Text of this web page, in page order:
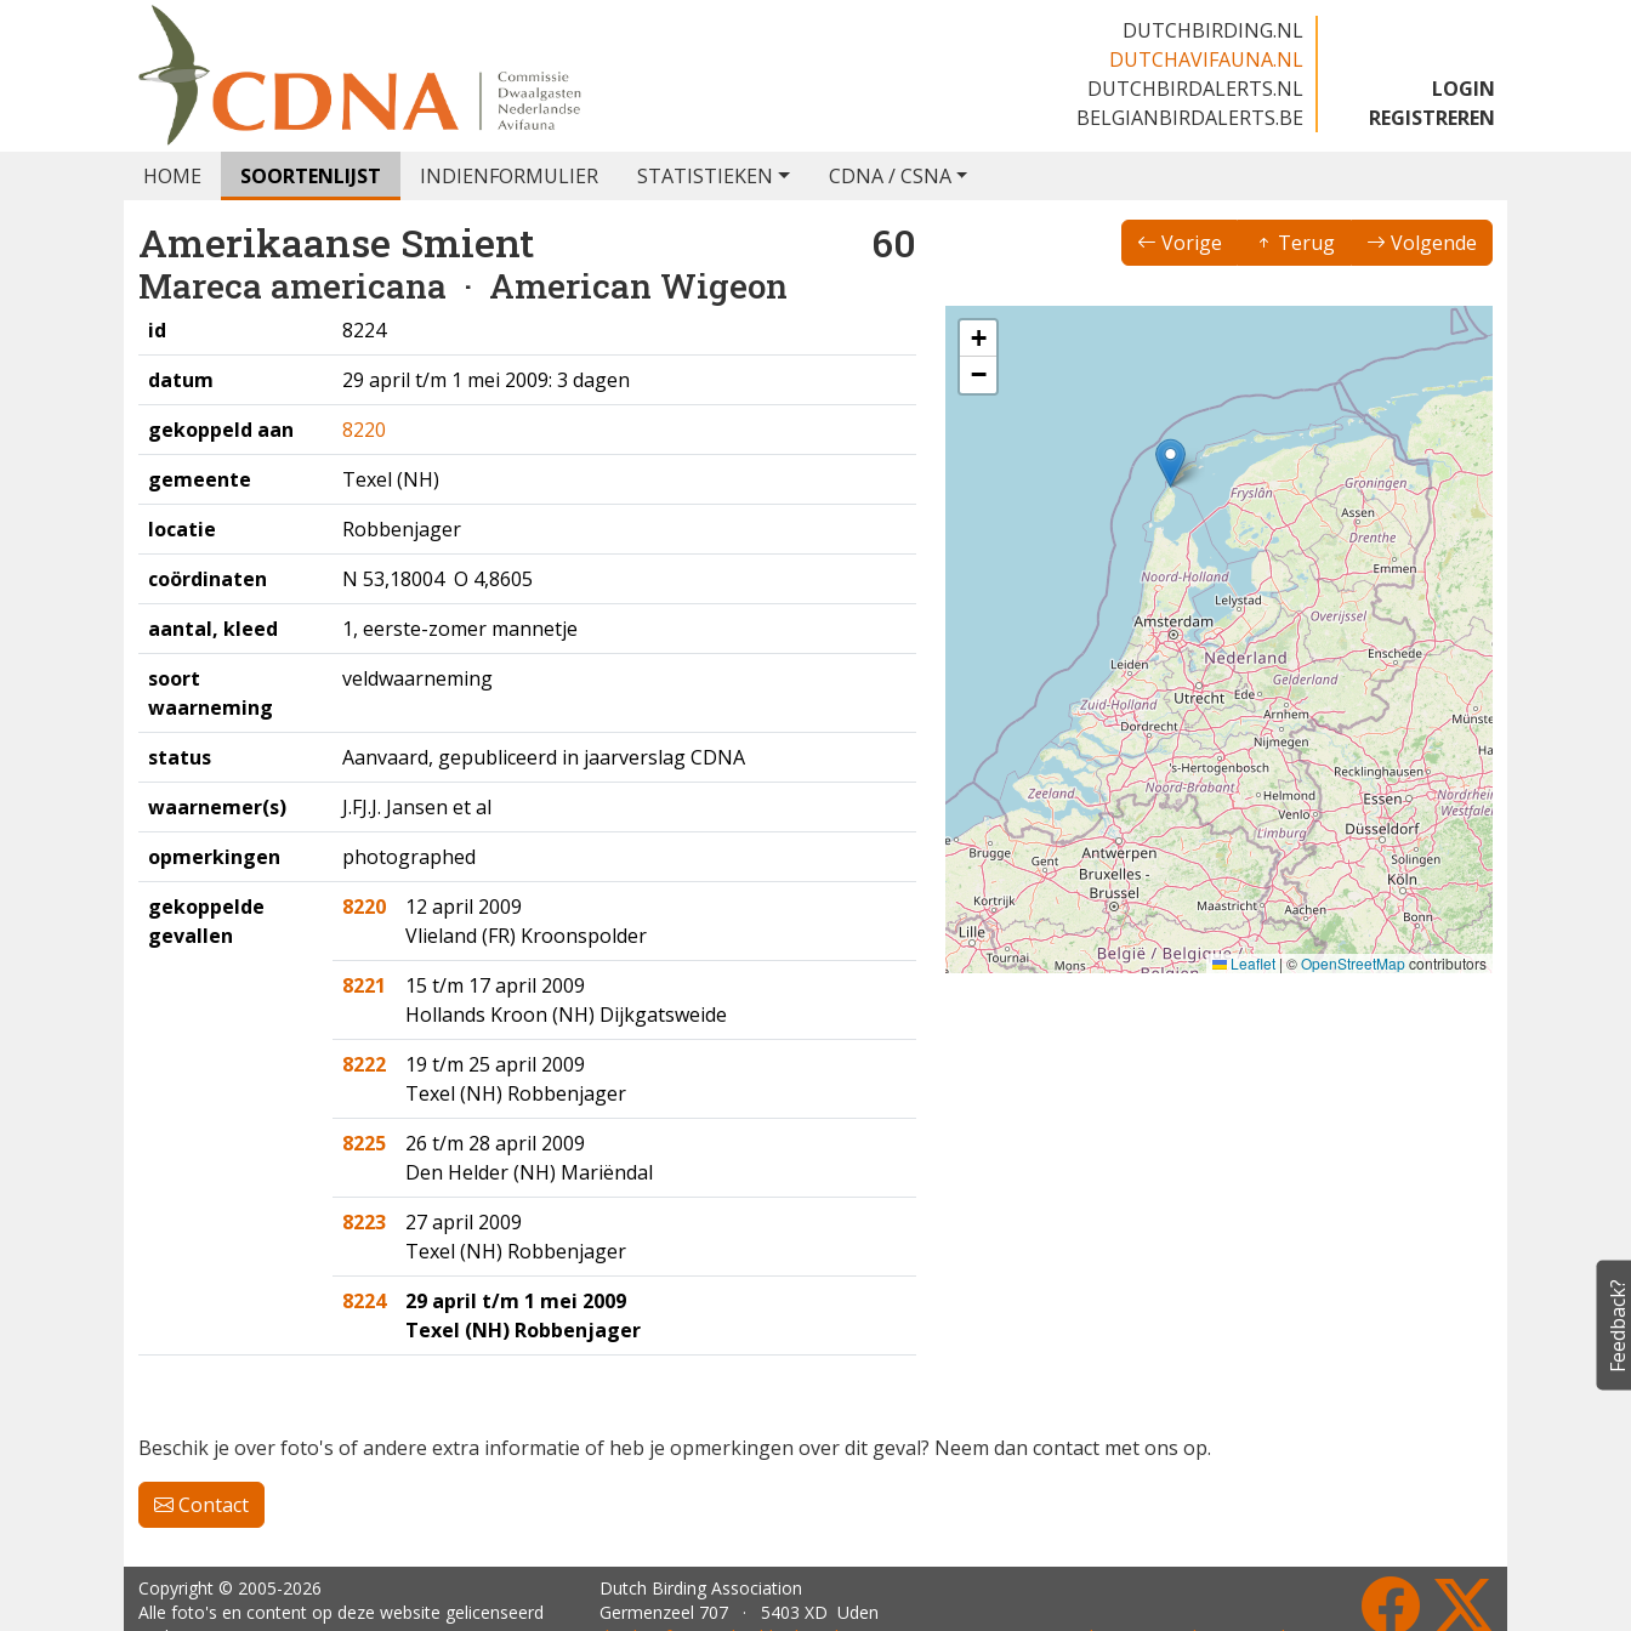
DUTCHBIRDING.NL
DUTCHAVIFAUNA.NL
DUTCHBIRDALERTS.NL
BELGIANBIRDALERTS.BE
LOGIN
REGISTREREN
HOME SOORTENLIJST INDIENFORMULIER STATISTIEKEN CDNA / CSNA
Amerikaanse Smient 60
Mareca americana · American Wigeon
Vorige Terug Volgende
id
8224
datum
29 april t/m 1 mei 2009: 3 dagen
gekoppeld aan
8220
gemeente
Texel (NH)
locatie
Robbenjager
coördinaten
N 53,18004 O 4,8605
aantal, kleed
1, eerste-zomer mannetje
soort
waarneming
veldwaarneming
status
Aanvaard, gepubliceerd in jaarverslag CDNA
waarnemer(s)
J.FJ.J. Jansen et al
opmerkingen
photographed
gekoppelde
gevallen
8220
12 april 2009
Vlieland (FR) Kroonspolder
8221
15 t/m 17 april 2009
Hollands Kroon (NH) Dijkgatsweide
8222
19 t/m 25 april 2009
Texel (NH) Robbenjager
8225
26 t/m 28 april 2009
Den Helder (NH) Mariëndal
8223
27 april 2009
Texel (NH) Robbenjager
8224
29 april t/m 1 mei 2009
Texel (NH) Robbenjager
+
−
Leaflet |©OpenStreetMapcontributors
Beschik je over foto's of andere extra informatie of heb je opmerkingen over dit geval? Neem dan contact met ons op.
Contact
Copyright © 2005-2026
Alle foto's en content op deze website gelicenseerd
Dutch Birding Association
Germenzeel 707 · 5403 XD Uden
Feedback?